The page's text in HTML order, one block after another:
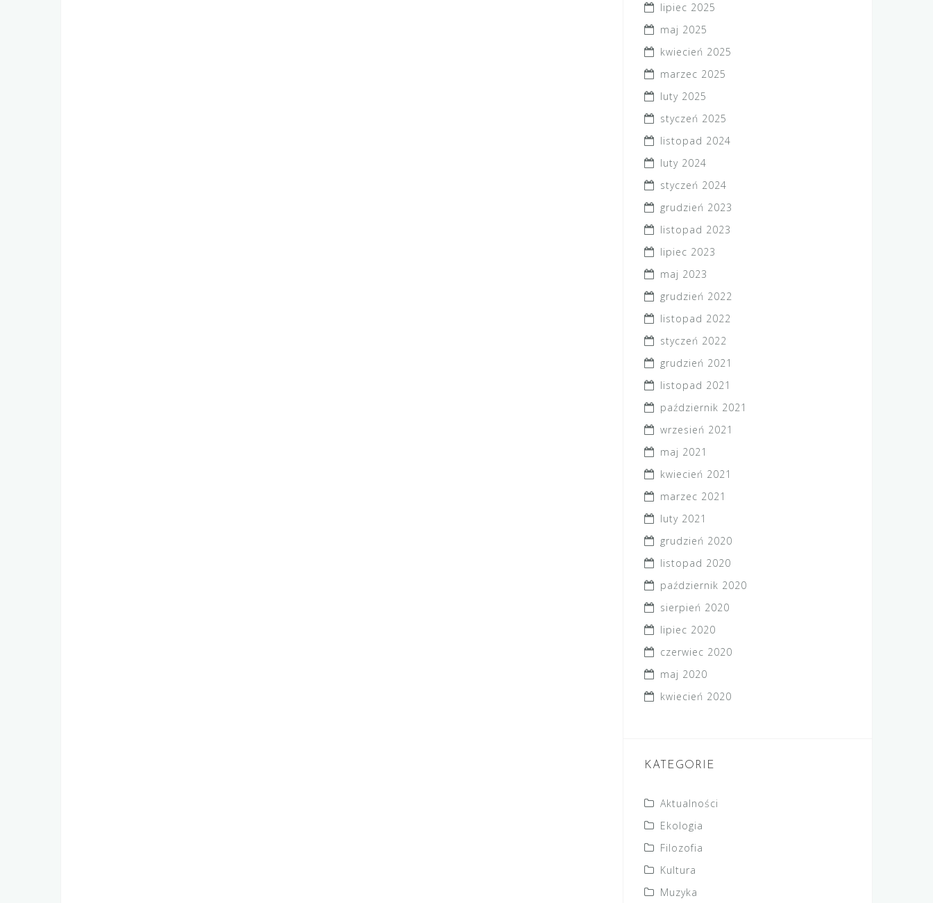
lipiec 2025
maj 2025
kwiecień 2025
marzec 2025
luty 2025
styczeń 2025
listopad 2024
luty 2024
styczeń 2024
grudzień 2023
listopad 2023
lipiec 2023
maj 2023
grudzień 2022
listopad 2022
styczeń 2022
grudzień 2021
listopad 2021
październik 2021
wrzesień 2021
maj 2021
kwiecień 2021
marzec 2021
luty 2021
grudzień 2020
listopad 2020
październik 2020
sierpień 2020
lipiec 2020
czerwiec 2020
maj 2020
kwiecień 2020
KATEGORIE
Aktualności
Ekologia
Filozofia
Kultura
Muzyka